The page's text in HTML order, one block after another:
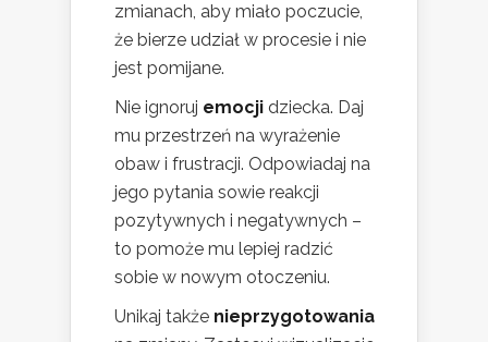
zmianach, aby miało poczucie,
że bierze udział w procesie i nie
jest pomijane.
Nie ignoruj emocji dziecka. Daj
mu przestrzeń na wyrażenie
obaw i frustracji. Odpowiadaj na
jego pytania sowie reakcji
pozytywnych i negatywnych –
to pomoże mu lepiej radzić
sobie w nowym otoczeniu.
Unikaj także nieprzygotowania